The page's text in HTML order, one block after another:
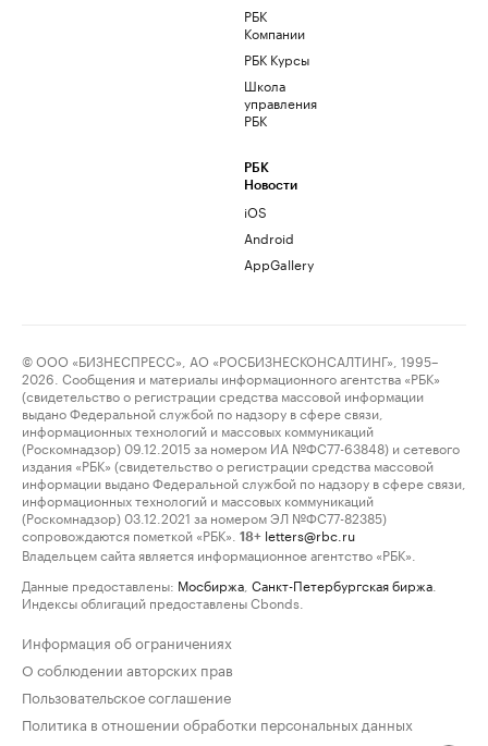
РБК
Компании
РБК Курсы
Школа
управления
РБК
РБК
Новости
iOS
Android
AppGallery
© ООО «БИЗНЕСПРЕСС», АО «РОСБИЗНЕСКОНСАЛТИНГ», 1995–
2026. Сообщения и материалы информационного агентства «РБК»
(свидетельство о регистрации средства массовой информации
выдано Федеральной службой по надзору в сфере связи,
информационных технологий и массовых коммуникаций
(Роскомнадзор) 09.12.2015 за номером ИА №ФС77-63848) и сетевого
издания «РБК» (свидетельство о регистрации средства массовой
информации выдано Федеральной службой по надзору в сфере связи,
информационных технологий и массовых коммуникаций
(Роскомнадзор) 03.12.2021 за номером ЭЛ №ФС77-82385)
сопровождаются пометкой «РБК».
18+ letters@rbc.ru
Владельцем сайта является информационное агентство «РБК».
Данные предоставлены: Мосбиржа Санкт-Петербургская биржа
Индексы облигаций предоставлены Cbonds.
Информация об ограничениях
О соблюдении авторских прав
Пользовательское соглашение
Политика в отношении обработки персональных данных